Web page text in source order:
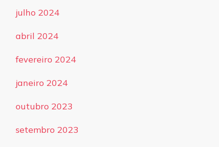
julho 2024
abril 2024
fevereiro 2024
janeiro 2024
outubro 2023
setembro 2023